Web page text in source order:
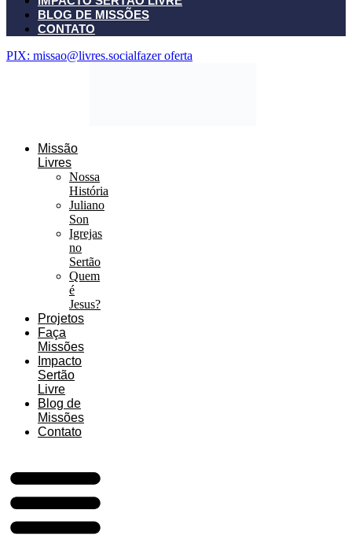
BLOG DE MISSÕES
CONTATO
PIX: missao@livres.socialfazer oferta
Missão
Livres
Nossa
História
Juliano
Son
Igrejas
no
Sertão
Quem
é
Jesus?
Projetos
Faça
Missões
Impacto
Sertão
Livre
Blog de
Missões
Contato